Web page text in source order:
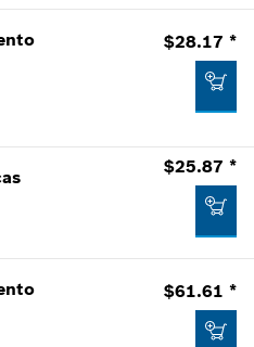
IVA
al carrito
$28.17 *
$25.87 *
$61.61 *